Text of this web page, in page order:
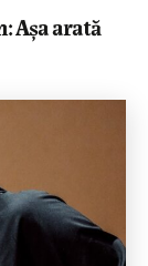
Așa arată